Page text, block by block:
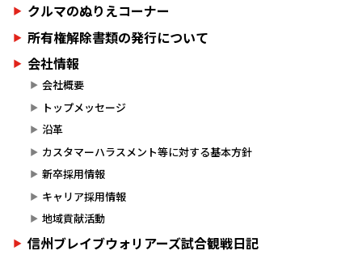
クルマのぬりえコーナー
所有権解除書類の発行について
会社情報
会社概要
トップメッセージ
沿革
カスタマーハラスメント等に対する基本方針
新卒採用情報
キャリア採用情報
地域貢献活動
信州ブレイブウォリアーズ試合観戦日記